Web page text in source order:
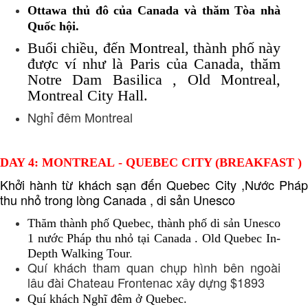
Ottawa thủ đô của Canada và thăm Tòa nhà
Quốc hội.
Buổi chiều, đến Montreal, thành phố này
được ví như là Paris của Canada, thăm
Notre Dam Basilica , Old Montreal,
Montreal City Hall.
Nghỉ đêm Montreal
DAY 4: MONTREAL - QUEBEC CITY (BREAKFAST )
Khởi hành từ khách sạn đến Quebec City ,Nước Pháp
thu nhỏ trong lòng Canada , di sản Unesco
Thăm thành phố Quebec, thành phố di sản Unesco
1 nước Pháp thu nhỏ tại Canada . Old Quebec In-
Depth Walking Tour.
Quí khách tham quan chụp hình bên ngoài
lâu đài Chateau Frontenac xây dựng $1893
Quí khách Nghĩ đêm ở Quebec.